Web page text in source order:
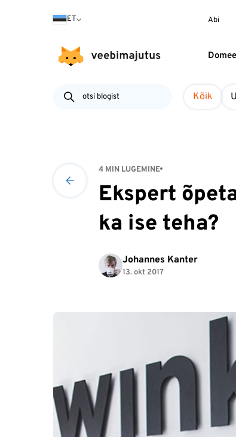
ET Abi
Kõik
4 MIN LUGEMINE
Ekspert
ka ise teha?
Johannes Kanter
13. okt 2017